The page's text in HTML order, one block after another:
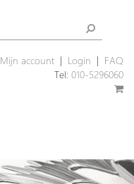
Mijn account| Login
FAQ
Tel: 010-5296060